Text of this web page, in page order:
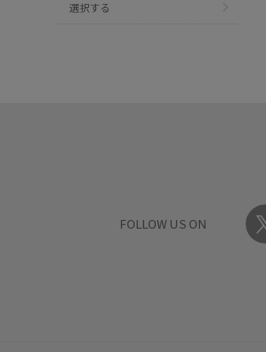
選択する
FOLLOW US ON